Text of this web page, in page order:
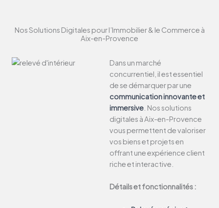
Nos Solutions Digitales pour l’Immobilier & le Commerce à
Aix-en-Provence
Dans un marché
concurrentiel, il est essentiel
de se démarquer par une
communication innovante et
immersive . Nos solutions
digitales à Aix-en-Provence
vous permettent de valoriser
vos biens et projets en
offrant une expérience client
riche et interactive.
Détails et fonctionnalités :